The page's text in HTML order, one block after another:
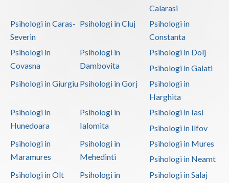
Calarasi
Psihologi in Caras-
Severin
Psihologi in Cluj
Psihologi in
Constanta
Psihologi in
Covasna
Psihologi in
Dambovita
Psihologi in Dolj
Psihologi in Galati
Psihologi in Giurgiu Psihologi in Gorj
Psihologi in
Harghita
Psihologi in
Hunedoara
Psihologi in
Ialomita
Psihologi in Iasi
Psihologi in Ilfov
Psihologi in
Maramures
Psihologi in
Mehedinti
Psihologi in Mures
Psihologi in Neamt
Psihologi in Olt
Psihologi in
Psihologi in Salaj